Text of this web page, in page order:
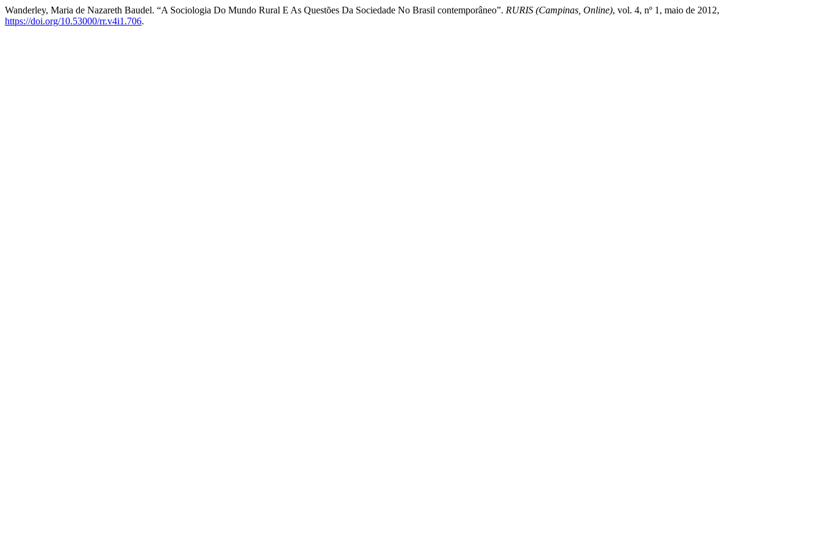
Wanderley, Maria de Nazareth Baudel. “A Sociologia Do Mundo Rural E As Questões Da Sociedade No Brasil contemporâneo”. RURIS (Campinas, Online), vol. 4, nº 1, maio de 2012,
https://doi.org/10.53000/rr.v4i1.706.